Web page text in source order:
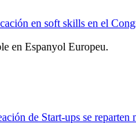
en soft skills en el
en Espanyol Europeu.
de Start-ups se